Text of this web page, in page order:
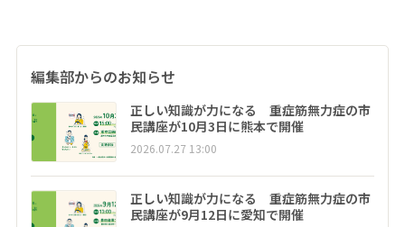
編集部からのお知らせ
正しい知識が力になる 重症筋無力症の市
民講座が10月3日に熊本で開催
2026.07.27 13:00
正しい知識が力になる 重症筋無力症の市
民講座が9月12日に愛知で開催